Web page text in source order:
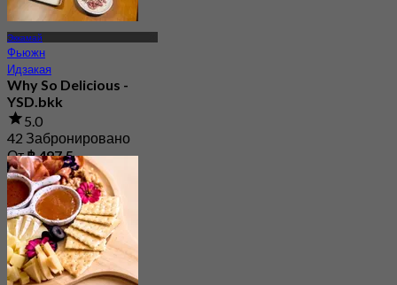
Эккамай
Фьюжн
Идзакая
Why So Delicious -
YSD.bkk
5.0
42 Забронировано
От฿ 497.5